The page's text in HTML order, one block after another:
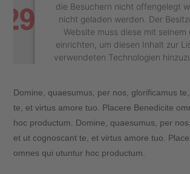
die Besuchern nicht offengelegt
nicht geladen werden. Der
Website muss diese mit seinem
einrichten, um diesen Inhalt zur
verwendeten Technologien
Usercentrics
Management Platform
Domine, quaesumus, per nos, glorificamus
te, et virtus amore tuo. Placere Benedicite
hoc productum. Domine, quaesumus, per
et ut cognoscant te, et virtus amore tuo.
omnes qui utuntur hoc productum.